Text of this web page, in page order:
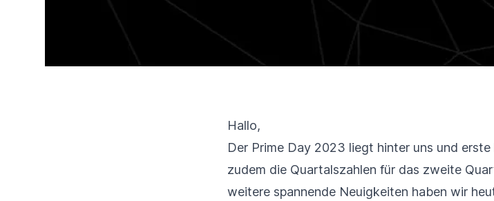
Hallo,
Der Prime Day 2023 liegt hinter uns und
zudem die Quartalszahlen für das zweite
weitere spannende Neuigkeiten haben wir